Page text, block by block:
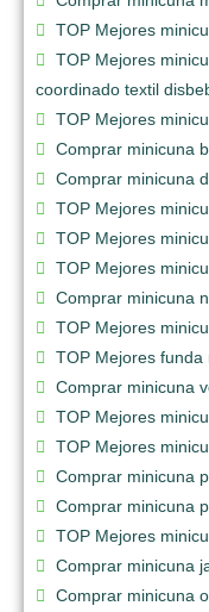
TOP Mejores
TOP Mejores
coordinado textil
TOP Mejores
Comprar minicuna
Comprar minicuna
TOP Mejores
TOP Mejores
TOP Mejores
Comprar minicuna
TOP Mejores
TOP Mejores funda
Comprar minicuna
TOP Mejores
TOP Mejores
Comprar minicuna
Comprar minicuna
TOP Mejores
Comprar minicuna
Comprar minicuna